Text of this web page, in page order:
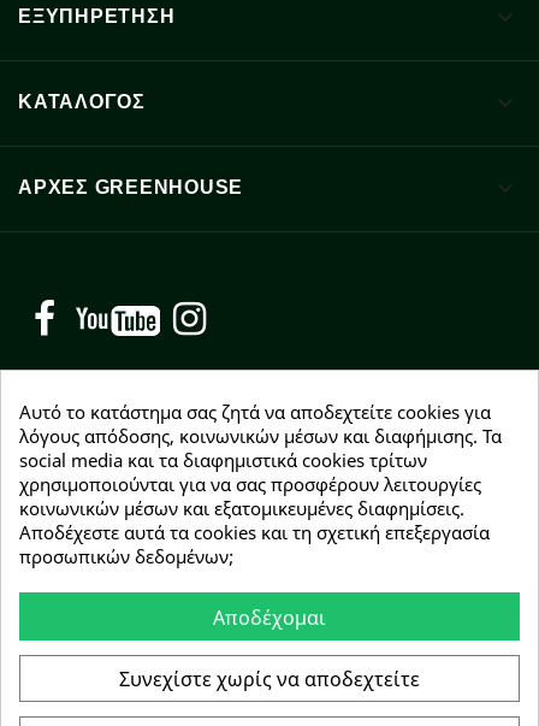
ΕΞΥΠΗΡΕΤΗΣΗ 
ΚΑΤΑΛΟΓΟΣ 
ΑΡΧΈΣ GREENHOUSE 
Facebook YouTube
NEWSLETTER
Εγγραφείτε δωρεάν και θα είστε οι πρώτοι που θα
λάβετε τα νέα μας γύρω από προσφορές, εκπτώσεις
και νέα προϊόντα.
Συμφωνώ με τουςόρους χρήσης
Αυτό το κατάστημα σας ζητά να αποδεχτείτε cookies για
λόγους απόδοσης, κοινωνικών μέσων και διαφήμισης. Τα
social media και τα διαφημιστικά cookies τρίτων
χρησιμοποιούνται για να σας προσφέρουν λειτουργίες
κοινωνικών μέσων και εξατομικευμένες διαφημίσεις.
Αποδέχεστε αυτά τα cookies και τη σχετική επεξεργασία
προσωπικών δεδομένων;
Αποδέχομαι
Συνεχίστε χωρίς να αποδεχτείτε